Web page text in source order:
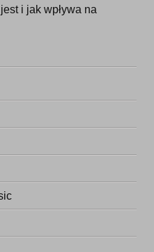
i jak wpływa na